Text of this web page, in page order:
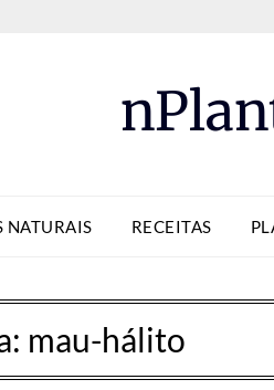
NATURAIS RECEITAS
mau-hálito